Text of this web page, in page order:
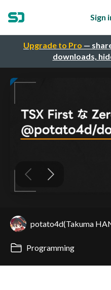
Upgrade to Pro —
downloads,
Sign
potato4d(Takuma
Programming